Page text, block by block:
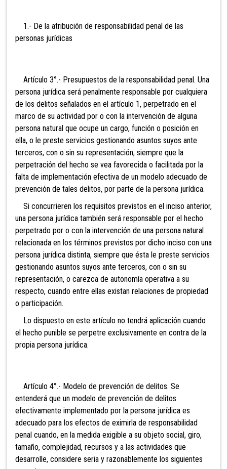
1.- De la atribución de responsabilidad penal de las
personas jurídicas
Artículo 3°.- Presupuestos de la responsabilidad penal. Una
persona jurídica será penalmente responsable por cualquiera
de los delitos señalados en el artículo 1, perpetrado en el
marco de su actividad por o con la intervención de alguna
persona natural que ocupe un cargo, función o posición en
ella, o le preste servicios gestionando asuntos suyos ante
terceros, con o sin su representación, siempre que la
perpetración del hecho se vea favorecida o facilitada por la
falta de implementación efectiva de un modelo adecuado de
prevención de tales delitos, por parte de la persona jurídica.
Si concurrieren los requisitos previstos en el inciso anterior,
una persona jurídica también será responsable por el hecho
perpetrado por o con la intervención de una persona natural
relacionada en los términos previstos por dicho inciso con una
persona jurídica distinta, siempre que ésta le preste servicios
gestionando asuntos suyos ante terceros, con o sin su
representación, o carezca de autonomía operativa a su
respecto, cuando entre ellas existan relaciones de propiedad
o participación.
Lo dispuesto en este artículo no tendrá aplicación cuando
el hecho punible se perpetre exclusivamente en contra de la
propia persona jurídica.
Artículo 4°.- Modelo de prevención de delitos. Se
entenderá que un modelo de prevención de delitos
efectivamente implementado por la persona jurídica es
adecuado para los efectos de eximirla de responsabilidad
penal cuando, en la medida exigible a su objeto social, giro,
tamaño, complejidad, recursos y a las actividades que
desarrolle, considere seria y razonablemente los siguientes